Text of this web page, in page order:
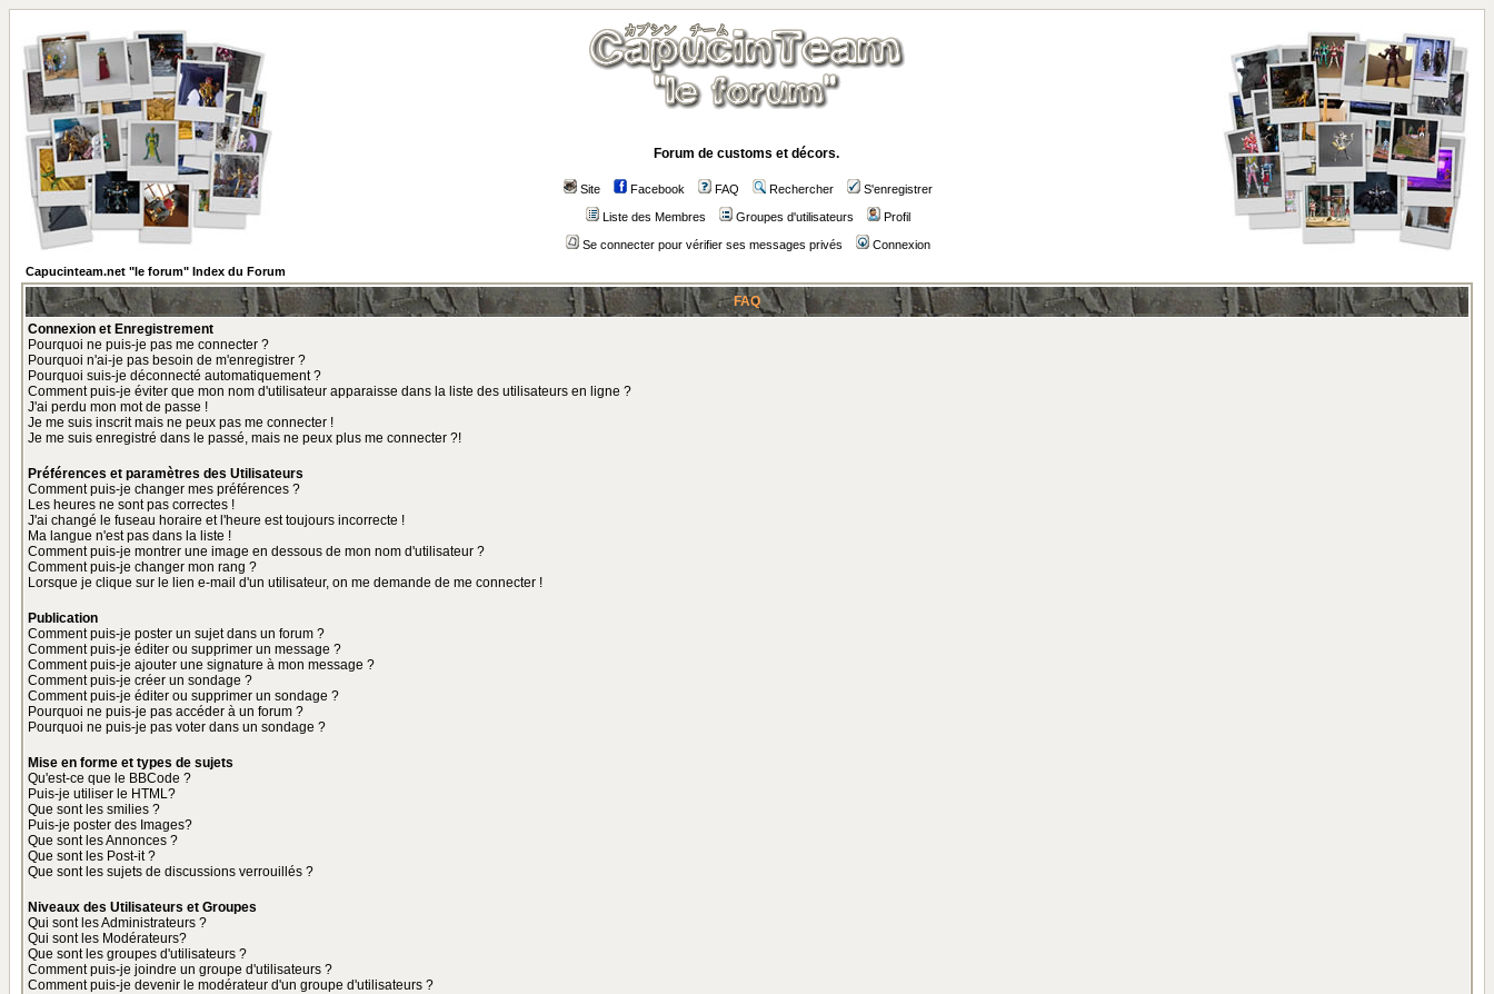
Forum de customs et décors.
Site Facebook FAQ Rechercher S'enregistrer
Liste des Membres Groupes d'utilisateurs Profil
Se connecter pour vérifier ses messages privés
Connexion
Capucinteam.net "le forum" Index du Forum
FAQ
Connexion et Enregistrement
Pourquoi ne puis-je pas me connecter ?
Pourquoi n'ai-je pas besoin de m'enregistrer ?
Pourquoi suis-je déconnecté automatiquement ?
Comment puis-je éviter que mon nom d'utilisateur apparaisse dans la liste des utilisateurs en ligne ?
J'ai perdu mon mot de passe !
Je me suis inscrit mais ne peux pas me connecter !
Je me suis enregistré dans le passé, mais ne peux plus me connecter ?!
Préférences et paramètres des Utilisateurs
Comment puis-je changer mes préférences ?
Les heures ne sont pas correctes !
J'ai changé le fuseau horaire et l'heure est toujours incorrecte !
Ma langue n'est pas dans la liste !
Comment puis-je montrer une image en dessous de mon nom d'utilisateur ?
Comment puis-je changer mon rang ?
Lorsque je clique sur le lien e-mail d'un utilisateur, on me demande de me connecter !
Publication
Comment puis-je poster un sujet dans un forum ?
Comment puis-je éditer ou supprimer un message ?
Comment puis-je ajouter une signature à mon message ?
Comment puis-je créer un sondage ?
Comment puis-je éditer ou supprimer un sondage ?
Pourquoi ne puis-je pas accéder à un forum ?
Pourquoi ne puis-je pas voter dans un sondage ?
Mise en forme et types de sujets
Qu'est-ce que le BBCode ?
Puis-je utiliser le HTML?
Que sont les smilies ?
Puis-je poster des Images?
Que sont les Annonces ?
Que sont les Post-it ?
Que sont les sujets de discussions verrouillés ?
Niveaux des Utilisateurs et Groupes
Qui sont les Administrateurs ?
Qui sont les Modérateurs?
Que sont les groupes d'utilisateurs ?
Comment puis-je joindre un groupe d'utilisateurs ?
Comment puis-je devenir le modérateur d'un groupe d'utilisateurs ?